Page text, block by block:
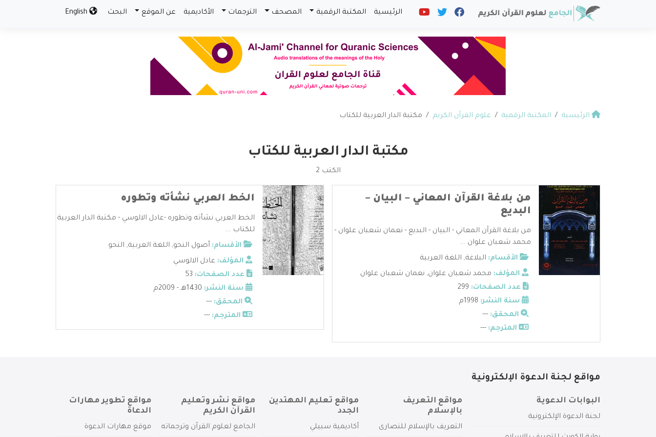
الرئيسية المكتبة الرقمية المصحف الترجمات الأكاديمية عن الموقع البحث
الرئيسية المكتبة الرقمية علوم القرآن الكريم مكتبة الدار العربية للكتاب
مكتبة الدار العربية للكتاب
الكتب 2
من بلاغة القرآن المعاني – البيان –
البديع
من بلاغة القرآن المعاني - البيان - البديع - نعمان شعبان علوان -
محمد شعبان علوان ...
الأقسام: البلاغة, اللغة العربية
المؤلف: محمد شعبان علوان, نعمان شعبان علوان
عدد الصفحات:
سنة النشر:
المحقق: ---
المترجم: ---
الخط العربي نشأته وتطوره
الخط العربي نشأته وتطوره -عادل الالوسي - مكتبة الدار العربية
للكتاب ...
الأقسام: أصول النحو, اللغة العربية, النحو
المؤلف: عادل الالوسي
عدد الصفحات:
سنة النشر:
المحقق: ---
المترجم: ---
مواقع لجنة الدعوة الإلكترونية
البوابات الدعوية
لجنة الدعوة الإلكترونية
مواقع التعريف
بالإسلام
التعريف بالإسلام للنصارى
مواقع تعليم المهتدين
الجدد
أكاديمية سبيلي
مواقع نشر وتعليم
القرآن الكريم
الجامع لعلوم القرآن وترجماته
مواقع تطوير مهارات
الدعاة
موقع مهارات الدعوة